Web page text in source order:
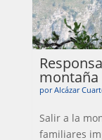
montaña
porAlcázar
Salir a la
familiares